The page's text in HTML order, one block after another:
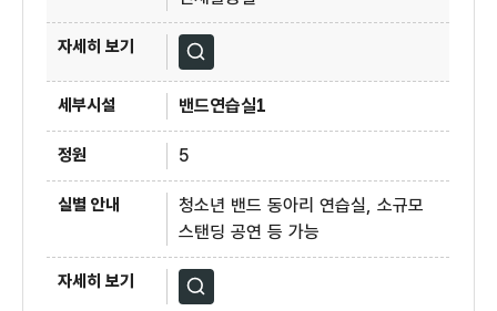
자세히보기
밴드연습실1
5
청소년 밴드 동아리 연습실, 소규모
스탠딩 공연 등 가능
자세히보기